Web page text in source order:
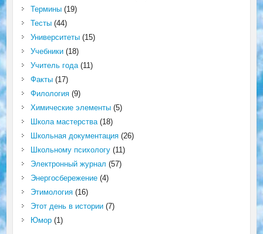
Термины(19)
Тесты(44)
Университеты(15)
Учебники(18)
Учитель года(11)
Факты(17)
Филология(9)
Химические элементы(5)
Школа мастерства(18)
Школьная документация(26)
Школьному психологу(11)
Электронный журнал (57)
Энергосбережение(4)
Этимология(16)
Этот день в истории(7)
Юмор(1)